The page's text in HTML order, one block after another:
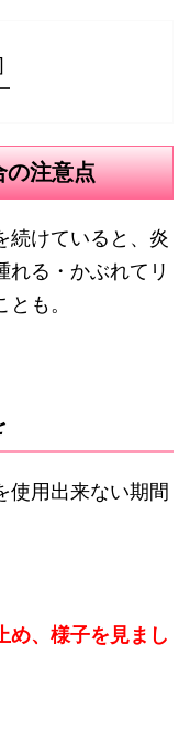
の注意点
続けていると、炎
れる・かぶれてリ
も。
使用出来ない期間
め、様子を見まし